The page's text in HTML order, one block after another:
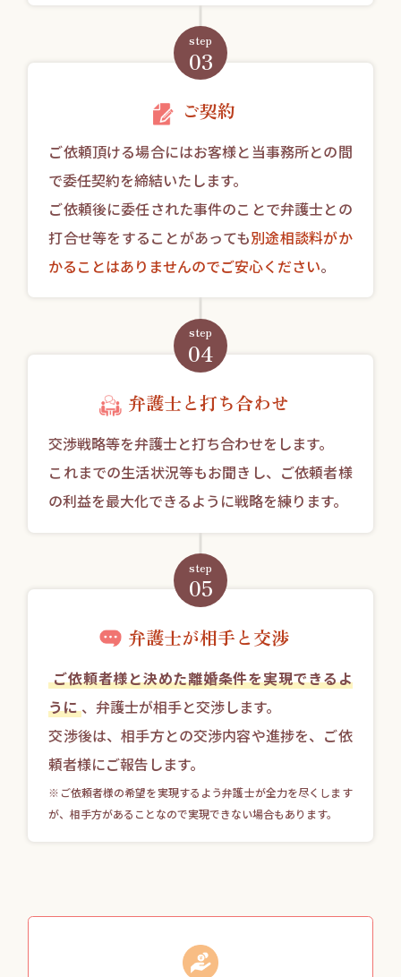
step
03
ご契約
ご依頼頂ける場合にはお客様と当事務所との間
で委任契約を締結いたします。
ご依頼後に委任された事件のことで弁護士との
打合せ等をすることがあっても別途相談料がか
かることはありませんのでご安心ください。
step
04
弁護士と打ち合わせ
交渉戦略等を弁護士と打ち合わせをします。
これまでの生活状況等もお聞きし、ご依頼者様
の利益を最大化できるように戦略を練ります。
step
05
弁護士が相手と交渉
ご依頼者様と決めた離婚条件を実現できるよ
うに 、弁護士が相手と交渉します。
交渉後は、相手方との交渉内容や進捗を、ご依
頼者様にご報告します。
※ご依頼者様の希望を実現するよう弁護士が全力を尽くします
が、相手方があることなので実現できない場合もあります。